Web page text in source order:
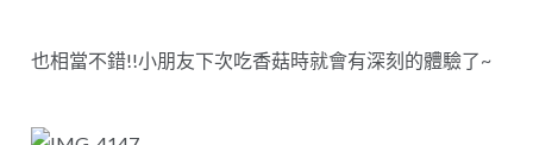
也相當不錯!!小朋友下次吃香菇時就會有深刻的體驗了~